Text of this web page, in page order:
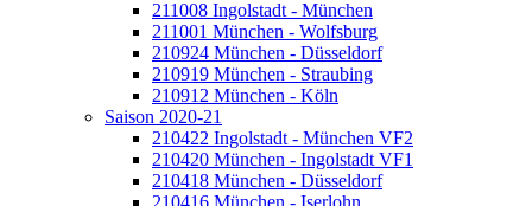
211008 Ingolstadt - München
211001 München - Wolfsburg
210924 München - Düsseldorf
210919 München - Straubing
210912 München - Köln
Saison 2020-21
210422 Ingolstadt - München VF2
210420 München - Ingolstadt VF1
210418 München - Düsseldorf
210416 München - Iserlohn